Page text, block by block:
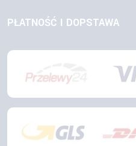
PŁATNOŚĆ I DOPSTAWA